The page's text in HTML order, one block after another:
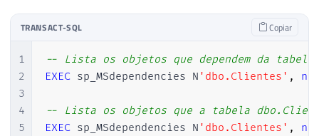
TRANSACT-SQL Copiar
1
2
3
4
5
-- Lista os objetos que dependem da
EXEC sp_MSdependencies N 'dbo.Clientes' ,
-- Lista os objetos que a tabela
EXEC sp_MSdependencies N 'dbo.Clientes' ,